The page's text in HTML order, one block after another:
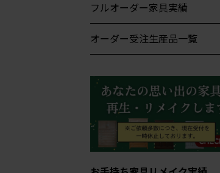
フルオーダー家具実績
オーダー受注生産品一覧